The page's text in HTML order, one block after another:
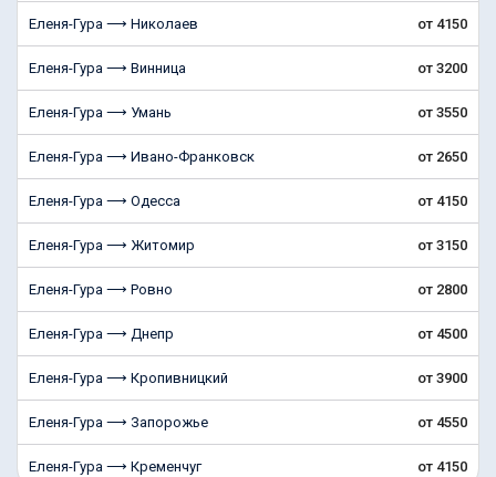
Еленя-Гура ⟶ Николаев от 4150
Еленя-Гура ⟶ Винница от 3200
Еленя-Гура ⟶ Умань от 3550
Еленя-Гура ⟶ Ивано-Франковск от 2650
Еленя-Гура ⟶ Одесса от 4150
Еленя-Гура ⟶ Житомир от 3150
Еленя-Гура ⟶ Ровно от 2800
Еленя-Гура ⟶ Днепр от 4500
Еленя-Гура ⟶ Кропивницкий от 3900
Еленя-Гура ⟶ Запорожье от 4550
Еленя-Гура ⟶ Кременчуг от 4150